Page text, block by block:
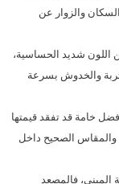
والزوار عن
اللون شديد الحساسية،
والخدوش بسرعة
خامة قد تفقد قيمتها
والمقاس الصحيح داخل
المبنى، فالمصعد